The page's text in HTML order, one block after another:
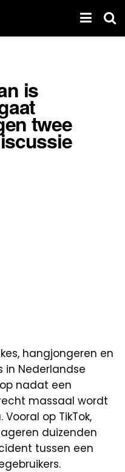
is
twee
hangjongeren en
Nederlandse
nadat een
massaal wordt
op TikTok,
duizenden
tussen een